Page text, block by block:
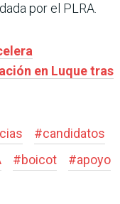
por el PLRA.
en Luque tras
#candidatos
#boicot #apoyo